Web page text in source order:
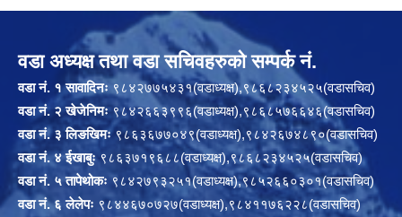
वडा अध्यक्ष तथा वडा सचिवहरुको सम्पर्क नं.
वडा नं. १ सावादिनः ९८४२७७५४३१(वडाध्यक्ष),९८६८२३४५२५(वडासचिव)
वडा नं. २ खेजेनिमः९८४२६६३९९६(वडाध्यक्ष),९८६८५७६६४६(वडासचिव)
वडा नं. ३ लिङखिमः९८६३६७७०४९(वडाध्यक्ष),९८४२६७४८९०(वडासचिव)
वडा नं. ४ ईखाबुः९८६३७१९६८८(वडाध्यक्ष),९८६८२३४५२५(वडासचिव)
वडा नं. ५ तापेथोकः ९८४२७९३२५१(वडाध्यक्ष),९८५२६६०३०१(वडासचिव)
वडा नं. ६ लेलेपः ९८४४६७०७२७(वडाध्यक्ष),९८४११७६२२८(वडासचिव)